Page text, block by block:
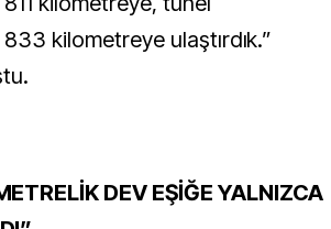
kilometreye ulaştırdık.”
DEV EŞİĞE YALNIZCA